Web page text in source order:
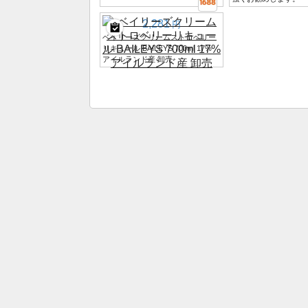
2,281 円
ベイリーズクリームストロベリー
リキュール BAILEYS 700ml 17%
アイルランド産 卸売